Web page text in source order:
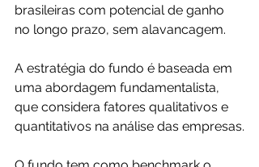
brasileiras com potencial de ganho
no longo prazo, sem alavancagem.
A estratégia do fundo é baseada em
uma abordagem fundamentalista,
que considera fatores qualitativos e
quantitativos na análise das empresas.